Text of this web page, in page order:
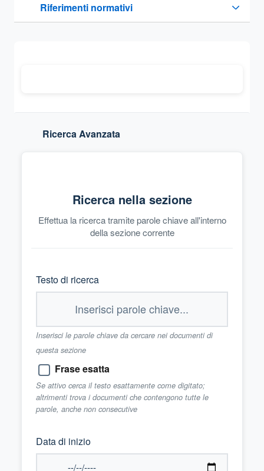
Riferimenti normativi
Sezione compressa
Ricerca Avanzata
Ricerca nella sezione
Effettua la ricerca tramite parole chiave all'interno
della sezione corrente
Testo di ricerca
Inserisci le parole chiave da cercare nei documenti di
questa sezione
Frase esatta
Se attivo cerca il testo esattamente come digitato;
altrimenti trova i documenti che contengono tutte le
parole, anche non consecutive
Data di inizio